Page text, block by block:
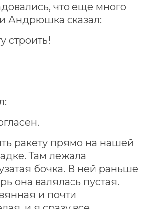
что еще много
Андрюшка сказал:
строить!
ракету прямо на нашей
Там лежала
бочка. В ней раньше
она валялась пустая.
и почти